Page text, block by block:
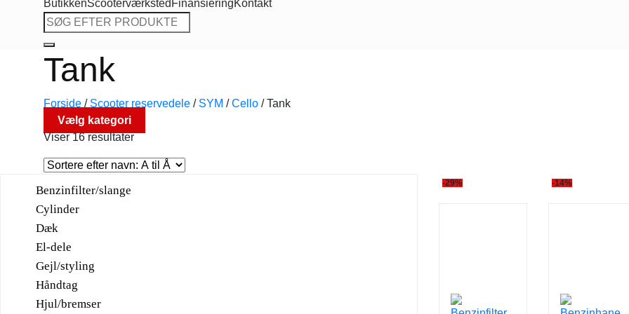
ButikkenScooterværksted FinansieringKontakt
Søg
efter:
Tank
Forside / Scooter reservedele / SYM / Cello /Tank
Vælg kategori
Viser 16 resultater
Benzinfilter/slange
Cylinder
Dæk
El-dele
Gejl/styling
Håndtag
Hjul/bremser
-29% -14%